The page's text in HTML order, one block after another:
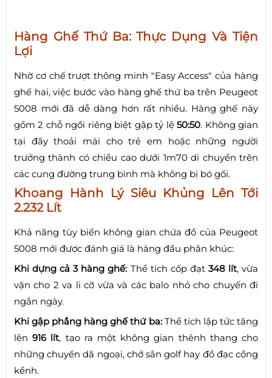
Hàng Ghế Thứ Ba: Thực Dụng Và Tiện
Lợi
Nhờ cơ chế trượt thông minh "Easy Access" của hàng
ghế hai, việc bước vào hàng ghế thứ ba trên Peugeot
5008 mới đã dễ dàng hơn rất nhiều. Hàng ghế này
gồm 2 chỗ ngồi riêng biệt gập tỷ lệ50:50. Không gian
tại đây thoải mái cho trẻ em hoặc những người
trưởng thành có chiều cao dưới 1m70 di chuyển trên
các cung đường trung bình mà không bị bó gối.
Khoang Hành Lý Siêu Khủng Lên Tới
2.232 Lít
Khả năng tùy biến không gian chứa đồ của Peugeot
5008 mới được đánh giá là hàng đầu phân khúc:
Khi dựng cả 3 hàng ghế: Thể tích cốp đạt 348 lít, vừa
vặn cho 2 va li cỡ vừa và các balo nhỏ cho chuyến đi
ngắn ngày.
Khi gập phẳng hàng ghế thứ ba:Thể tích lập tức tăng
lên916 lít, tạo ra một không gian thênh thang cho
những chuyến dã ngoại, chở sân golf hay đồ đạc cồng
kềnh.